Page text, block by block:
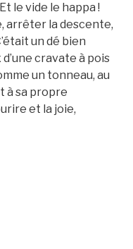
le vide le happa !
arrêter la descente,
un dé bien
cravate à pois
un tonneau, au
à sa propre
et la joie,